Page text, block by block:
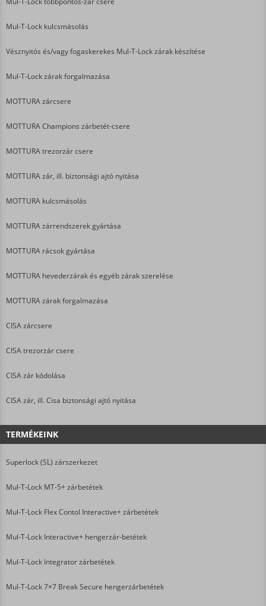
Mul-T-Lock kulcsmásolás
Vésznyitós és/vagy fogaskerekes Mul-T-Lock zárak készítése
Mul-T-Lock zárak forgalmazása
MOTTURA zárcsere
MOTTURA Champions zárbetét-csere
MOTTURA trezorzár csere
MOTTURA zár, ill. biztonsági ajtó nyitása
MOTTURA kulcsmásolás
MOTTURA zárrendszerek gyártása
MOTTURA rácsok gyártása
MOTTURA hevederzárak és egyéb zárak szerelése
MOTTURA zárak forgalmazása
CISA zárcsere
CISA trezorzár csere
CISA zár kódolása
CISA zár, ill. Cisa biztonsági ajtó nyitása
TERMÉKEINK
Superlock (SL) zárszerkezet
Mul-T-Lock MT-5+ zárbetétek
Mul-T-Lock Flex Contol Interactive+ zárbetétek
Mul-T-Lock Interactive+ hengerzár-betétek
Mul-T-Lock Integrator zárbetétek
Mul-T-Lock 7×7 Break Secure hengerzárbetétek